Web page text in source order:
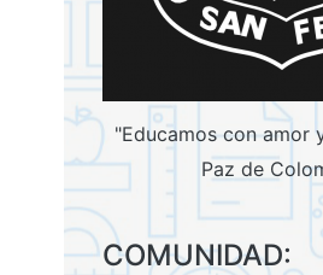
"Educamos con amor
Paz de
COMUNIDAD: